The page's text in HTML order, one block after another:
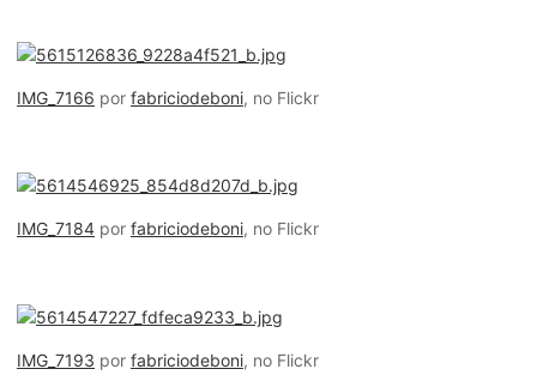
IMG_7166 por fabriciodeboni, no Flickr
IMG_7184 por fabriciodeboni, no Flickr
IMG_7193 por fabriciodeboni, no Flickr